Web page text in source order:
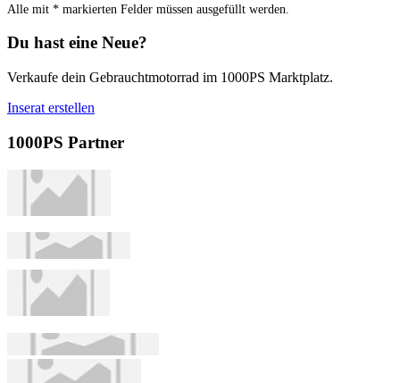
Alle mit * markierten Felder müssen ausgefüllt werden.
Du hast eine Neue?
Verkaufe dein Gebrauchtmotorrad im 1000PS Marktplatz.
Inserat erstellen
1000PS Partner